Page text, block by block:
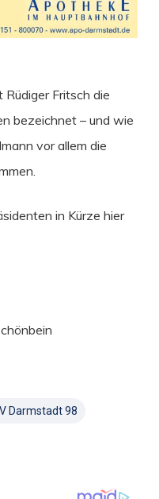
Fritsch die
bezeichnet – und wie
vor allem die
in Kürze hier
Darmstadt 98